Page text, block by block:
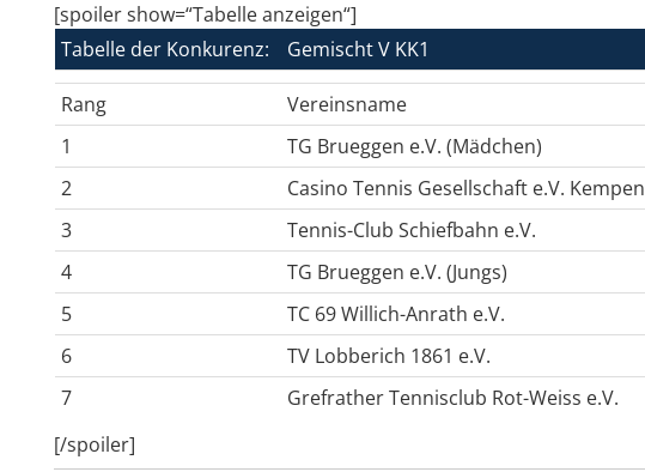
[spoiler show=“Tabelle anzeigen“]
Tabelle der Konkurenz:
Gemischt V KK1
Rang Vereinsname
1
TG Brueggen e.V. (Mädchen)
2
Casino Tennis Gesellschaft e.V. Kempen
3
Tennis-Club Schiefbahn e.V.
4
TG Brueggen e.V. (Jungs)
5
TC 69 Willich-Anrath e.V.
6
TV Lobberich 1861 e.V.
7
Grefrather Tennisclub Rot-Weiss e.V.
[/spoiler]